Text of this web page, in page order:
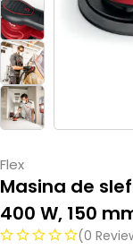
Flex
Masina de
400 W, 150
(0